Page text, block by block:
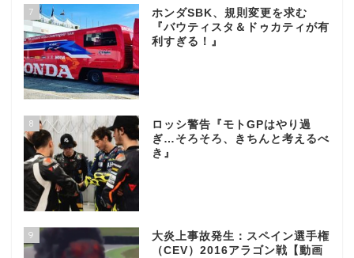
7
ホンダSBK、規則変更を求む
『バウティスタ＆ドゥカティが有
利すぎる！』
8
ロッシ警告『モトGPはやり過
ぎ…そろそろ、きちんと考えるべ
き』
9
大炎上事故発生：スペイン選手権
（CEV）2016アラゴン戦【動画